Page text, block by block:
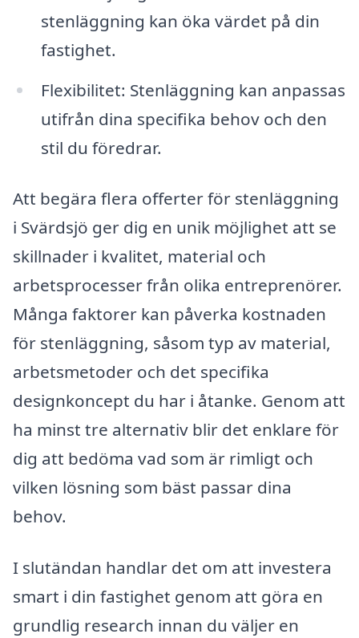
stenläggning kan öka värdet på din
fastighet.
Flexibilitet: Stenläggning kan anpassas
utifrån dina specifika behov och den
stil du föredrar.
Att begära flera offerter för stenläggning
i Svärdsjö ger dig en unik möjlighet att se
skillnader i kvalitet, material och
arbetsprocesser från olika entreprenörer.
Många faktorer kan påverka kostnaden
för stenläggning, såsom typ av material,
arbetsmetoder och det specifika
designkoncept du har i åtanke. Genom att
ha minst tre alternativ blir det enklare för
dig att bedöma vad som är rimligt och
vilken lösning som bäst passar dina
behov.
I slutändan handlar det om att investera
smart i din fastighet genom att göra en
grundlig research innan du väljer en